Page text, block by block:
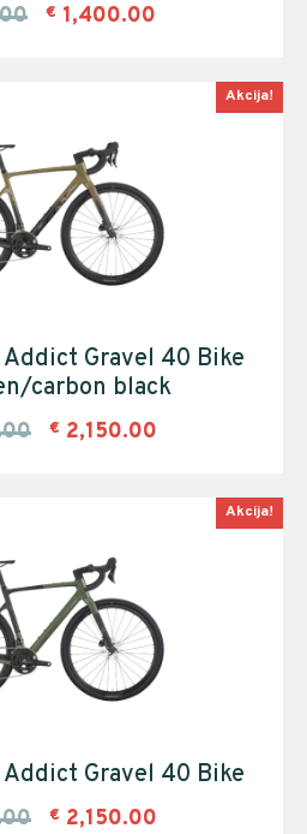
€ 1,400.00
Akcija!
Addict Gravel 40 Bike
carbon black
€ 2,150.00
Akcija!
Addict Gravel 40 Bike
€ 2,150.00